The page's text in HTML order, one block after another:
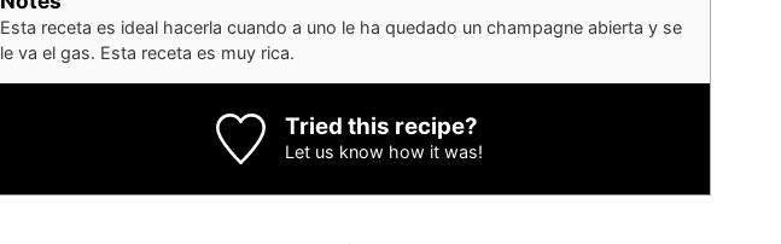
Esta receta es ideal hacerla cuando a uno le ha quedado un champagne abierta y se
le va el gas. Esta receta es muy rica.
Tried this recipe?
Let us know how it was!